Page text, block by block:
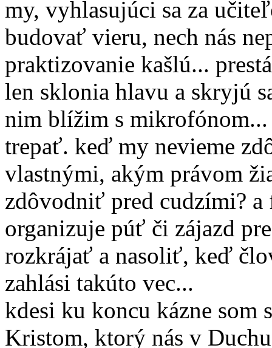
my, vyhlasujúci sa za
budovať vieru, nech nás
praktizovanie kašlú...
len sklonia hlavu a skryjú
nim blížim s
trepať. keď my nevieme
vlastnými, akým právom
zdôvodniť pred cudzími? a
organizuje púť či zájazd
rozkrájať a nasoliť, keď
zahlási takúto vec...
kdesi ku koncu kázne som
Kristom, ktorý nás v